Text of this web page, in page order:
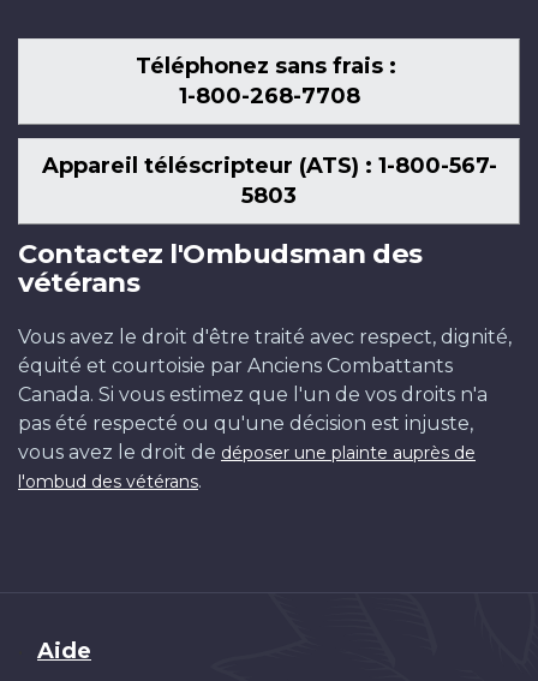
Téléphonez sans frais :
1-800-268-7708
Appareil téléscripteur (ATS) : 1-800-567-
5803
Contactez l'Ombudsman des
vétérans
Vous avez le droit d'être traité avec respect, dignité,
équité et courtoisie par Anciens Combattants
Canada. Si vous estimez que l'un de vos droits n'a
pas été respecté ou qu'une décision est injuste,
vous avez le droit de déposer une plainte auprès de
l'ombud des vétérans.
Brand
Aide